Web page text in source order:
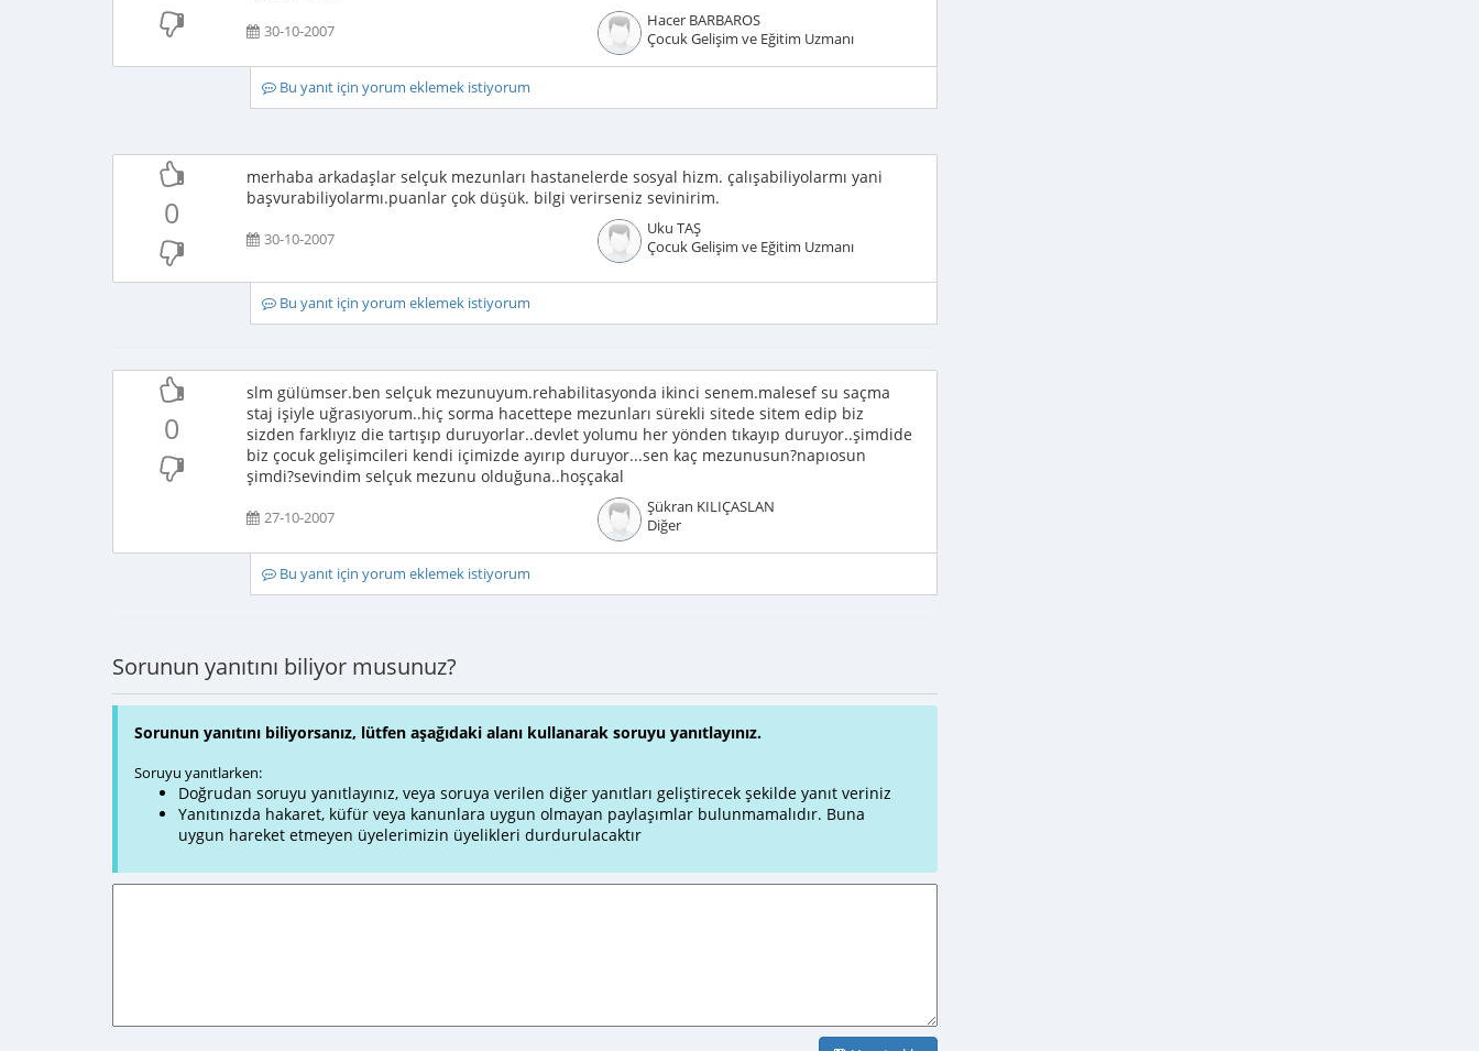
30-10-2007
Hacer BARBAROS
Çocuk Gelişim ve Eğitim Uzmanı
Bu yanıt için yorum eklemek istiyorum
0
merhaba arkadaşlar selçuk mezunları hastanelerde sosyal hizm. çalışabiliyolarmı yani
başvurabiliyolarmı.puanlar çok düşük. bilgi verirseniz sevinirim.
30-10-2007
Uku TAŞ
Çocuk Gelişim ve Eğitim Uzmanı
Bu yanıt için yorum eklemek istiyorum
0
slm gülümser.ben selçuk mezunuyum.rehabilitasyonda ikinci senem.malesef su saçma
staj işiyle uğrasıyorum..hiç sorma hacettepe mezunları sürekli sitede sitem edip biz
sizden farklıyız die tartışıp duruyorlar..devlet yolumu her yönden tıkayıp duruyor..şimdide
biz çocuk gelişimcileri kendi içimizde ayırıp duruyor...sen kaç mezunusun?napıosun
şimdi?sevindim selçuk mezunu olduğuna..hoşçakal
27-10-2007
Şükran KILIÇASLAN
Diğer
Bu yanıt için yorum eklemek istiyorum
Sorunun yanıtını biliyor musunuz?
Sorunun yanıtını biliyorsanız, lütfen aşağıdaki alanı kullanarak soruyu yanıtlayınız.
Soruyu yanıtlarken:
Doğrudan soruyu yanıtlayınız, veya soruya verilen diğer yanıtları geliştirecek şekilde yanıt veriniz
Yanıtınızda hakaret, küfür veya kanunlara uygun olmayan paylaşımlar bulunmamalıdır. Buna
uygun hareket etmeyen üyelerimizin üyelikleri durdurulacaktır